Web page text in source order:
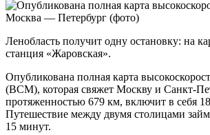
Ленобласть получит одну остановку: на
станция «Жаровская».
Опубликована полная карта
(ВСМ), которая свяжет Москву и Санкт-
протяженностью 679 км, включит в себя
Путешествие между двумя столицами
15 минут.